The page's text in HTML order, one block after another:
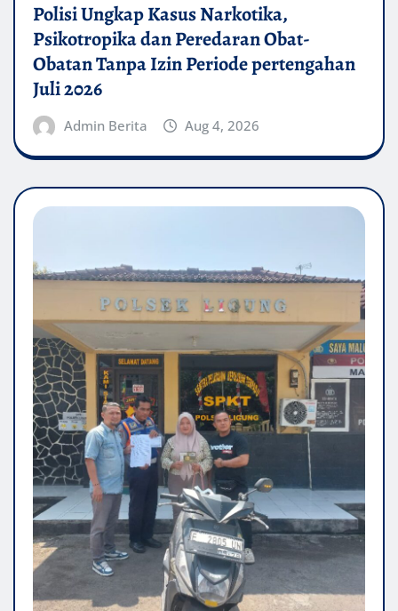
Polisi Ungkap Kasus Narkotika,
Psikotropika dan Peredaran Obat-
Obatan Tanpa Izin Periode pertengahan
Juli 2026
Admin Berita Aug 4, 2026